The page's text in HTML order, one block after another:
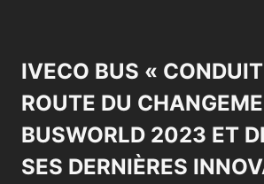
IVECO BUS «
ROUTE DU
BUSWORLD 2023 ET
SES DERNIÈRES